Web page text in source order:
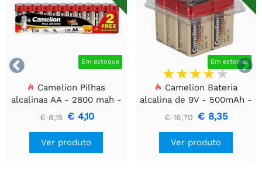

 Em estoque
Camelion Pilhas
alcalinas AA - 2800 mah -
12 unid.
€ 8,15 € 4,10
Ver produto
Em estoque
Camelion Bateria
alcalina de 9V - 500mAh -
6 unid.
€ 16,70 € 8,35
Ver produto